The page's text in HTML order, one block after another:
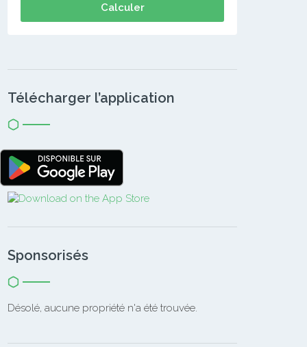
Calculer
Télécharger l’application
Sponsorisés
Désolé, aucune propriété n'a été trouvée.